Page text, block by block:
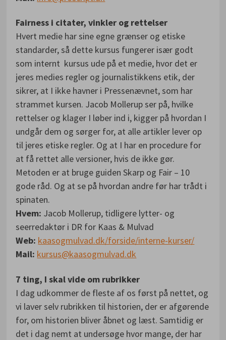
Fairness i citater, vinkler og rettelser
Hvert medie har sine egne grænser og etiske
standarder, så dette kursus fungerer især godt
som internt kursus ude på et medie, hvor det er
jeres medies regler og journalistikkens etik, der
sikrer, at I ikke havner i Pressenævnet, som har
strammet kursen. Jacob Mollerup ser på, hvilke
rettelser og klager I løber ind i, kigger på hvordan I
undgår dem og sørger for, at alle artikler lever op
til jeres etiske regler. Og at I har en procedure for
at få rettet alle versioner, hvis de ikke gør.
Metoden er at bruge guiden Skarp og Fair – 10
gode råd. Og at se på hvordan andre før har trådt i
spinaten.
Hvem: Jacob Mollerup, tidligere lytter- og
seerredaktør i DR for Kaas & Mulvad
Web: kaasogmulvad.dk/forside/interne-kurser/
Mail: kursus@kaasogmulvad.dk
7 ting, I skal vide om rubrikker
I dag udkommer de fleste af os først på nettet, og
vi laver selv rubrikken til historien, der er afgørende
for, om historien bliver åbnet og læst. Samtidig er
det i dag nemt at undersøge hvor mange, der har